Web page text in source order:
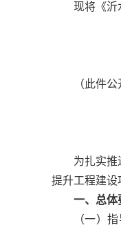
现将《沂
（此件公
为扎实推
提升工程建设
一、总体
（一）